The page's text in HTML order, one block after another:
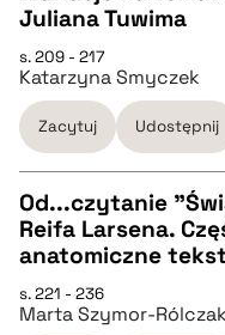
pobierz cytat
pobierz cytat
BIBTEX
pobierz cytat
Juliana Tuwima
s. 209 - 217
Katarzyna Smyczek
Zacytuj Udostępnij
CZYSTY TEKST
pobierz cytat
Od...czytanie
Reifa Larsena.
anatomiczne
s. 221 - 236
Marta Szymor-Rólczak